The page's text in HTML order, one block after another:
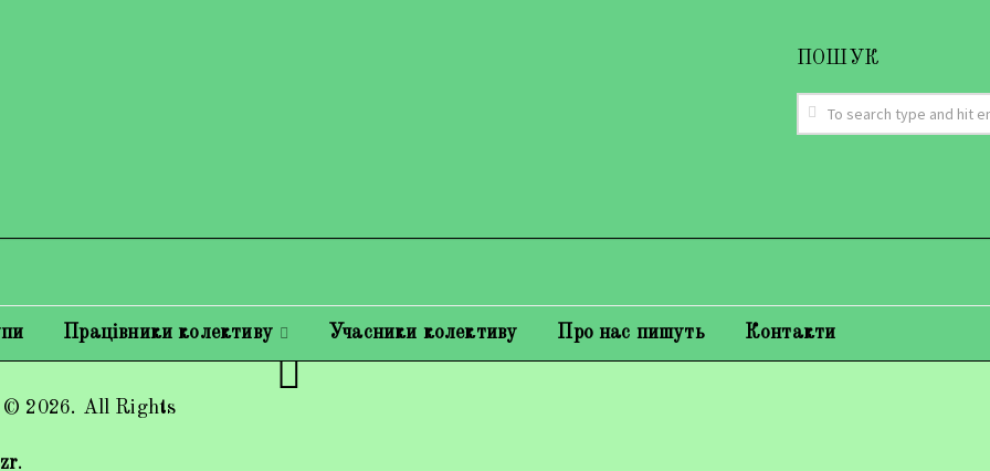
ПОШУК
Працівники колективу Учасники колективу Про нас пишуть Контакти
© 2026. All Rights
.